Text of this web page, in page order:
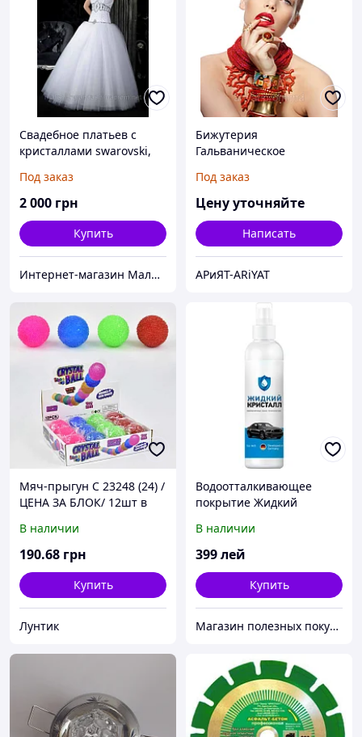
Свадебное платьев с
кристаллами swarovski,
эксклюзивные платья
Под заказ
2 000 грн
Купить
Интернет-магазин Малыши-карандаши
Бижутерия
Гальваническое
серебро, родий. Ручная
закрепка кристаллов.
Под заказ
Цену уточняйте
Написать
АРиЯТ-ARiYAT
Мяч-прыгун С 23248 (24) /
ЦЕНА ЗА БЛОК/ 12шт в
неоновый, светящийся
В наличии
190.68 грн
Купить
Лунтик
Водоотталкивающее
покрытие Жидкий
В наличии
399лей
Купить
Магазин полезных покупок "Goodbuy"